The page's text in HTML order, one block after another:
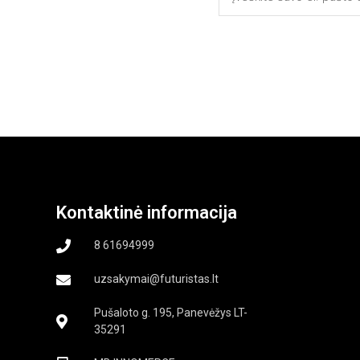
Kontaktinė informacija
8 61694999
uzsakymai@futuristas.lt
Pušaloto g. 195, Panevėžys LT-
35291